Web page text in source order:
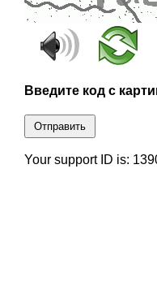
Введите код с
Отправить
Your support ID is: